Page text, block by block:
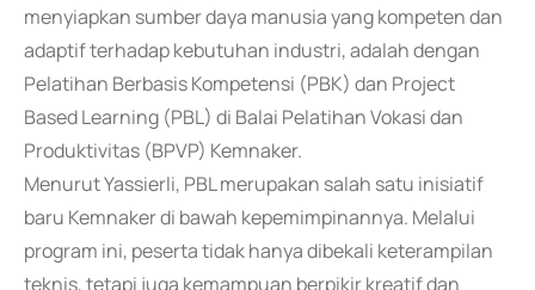
menyiapkan sumber daya manusia yang kompeten dan
adaptif terhadap kebutuhan industri, adalah dengan
Pelatihan Berbasis Kompetensi (PBK) dan Project
Based Learning (PBL) di Balai Pelatihan Vokasi dan
Produktivitas (BPVP) Kemnaker.
Menurut Yassierli, PBL merupakan salah satu inisiatif
baru Kemnaker di bawah kepemimpinannya. Melalui
program ini, peserta tidak hanya dibekali keterampilan
teknis, tetapi juga kemampuan berpikir kreatif dan